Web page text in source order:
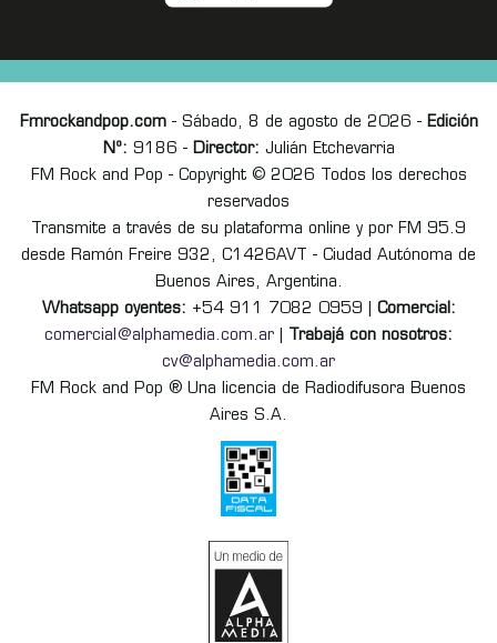
Fmrockandpop.com- Sábado, 8 de agosto de 2026 - Edición
Nº: 9186 - Director: Julián Etchevarria
FM Rock and Pop - Copyright © 2026 Todos los derechos
reservados
Transmite a través de su plataforma online y por FM 95.9
desde Ramón Freire 932, C1426AVT - Ciudad Autónoma de
Buenos Aires, Argentina.
Whatsapp oyentes: +54 911 7082 0959 | Comercial:
comercial@alphamedia.com.ar
Trabajá con nosotros:
cv@alphamedia.com.ar
FM Rock and Pop ® Una licencia de Radiodifusora Buenos
Aires S.A.